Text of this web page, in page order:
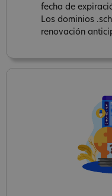
fecha de
Los dominios
renovación